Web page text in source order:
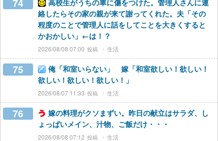
74
高校生がうちの車に傷をつけた。管理人さんに連
絡したらその家の親が来て謝ってくれた。夫「その
程度のことで管理人に話をしてことを大きくすると
かおかしい」←は！？
2026/08/08 07:00 生活
75
俺「和室いらない」 嫁「和室欲しい！欲しい！
欲しい！欲しい！欲しい！」
2026/08/07 11:33 生活
76
嫁の料理がクソまずい。昨日の献立はサラダ、し
ょっぱいメイン、汁物、ご飯だけ・・・
2026/08/08 07:12 生活